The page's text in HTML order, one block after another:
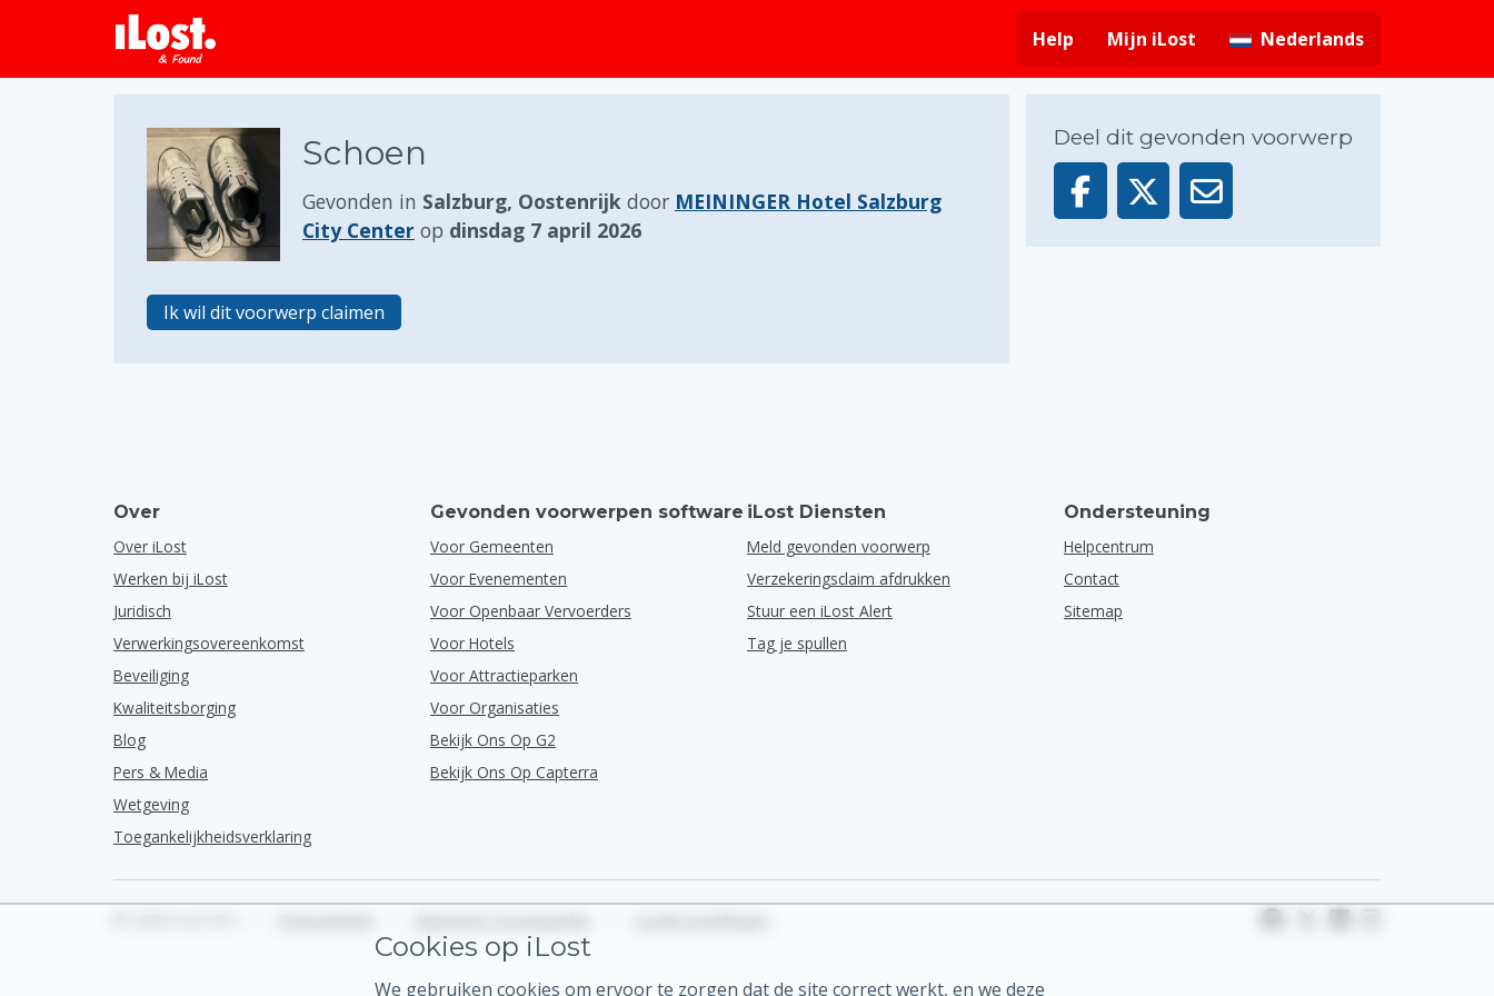
Help Mijn iLost Nederlands
Schoen
Gevonden in Salzburg, Oostenrijk door MEININGER Hotel Salzburg
City Center op dinsdag 7 april 2026
Ik wil dit voorwerp claimen
Deel dit gevonden voorwerp
Over
Over iLost
Werken bij iLost
Juridisch
Verwerkingsovereenkomst
Beveiliging
Kwaliteitsborging
Blog
Pers & Media
Wetgeving
Toegankelijkheidsverklaring
Gevonden voorwerpen software
Voor Gemeenten
Voor Evenementen
Voor Openbaar Vervoerders
Voor Hotels
Voor Attractieparken
Voor Organisaties
Bekijk Ons Op G2
Bekijk Ons Op Capterra
iLost Diensten
Meld gevonden voorwerp
Verzekeringsclaim afdrukken
Stuur een iLost Alert
Tag je spullen
Ondersteuning
Helpcentrum
Contact
Sitemap
Cookies op iLost
We gebruiken cookies om ervoor te zorgen dat de site correct werkt, en we deze